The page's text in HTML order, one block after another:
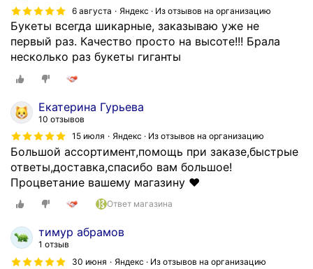
6 августа
Яндекс · Из отзывов на организацию
Букеты всегда шикарные, заказываю уже не
первый раз. Качество просто на высоте!!! Брала
несколько раз букеты гиганты
Екатерина Гурьева
10 отзывов
15 июля
Яндекс · Из отзывов на организацию
Большой ассортимент,помощь при заказе,быстрые
ответы,доставка,спасибо вам большое!
Процветание вашему магазину ❤️
Ответ магазина
тимур абрамов
1 отзыв
30 июня
Яндекс · Из отзывов на организацию